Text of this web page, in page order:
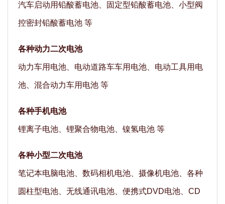
汽车启动用铅酸蓄电池、固定型铅酸蓄电池、小型阀
控密封铅酸蓄电池 等
各种动力二次电池
动力车用电池、电动道路车车用电池、电动工具用电
池、混合动力车用电池 等
各种手机电池
锂离子电池、锂聚合物电池、镍氢电池 等
各种小型二次电池
笔记本电脑电池、数码相机电池、摄像机电池、各种
圆柱型电池、无线通讯电池、便携式DVD电池、CD